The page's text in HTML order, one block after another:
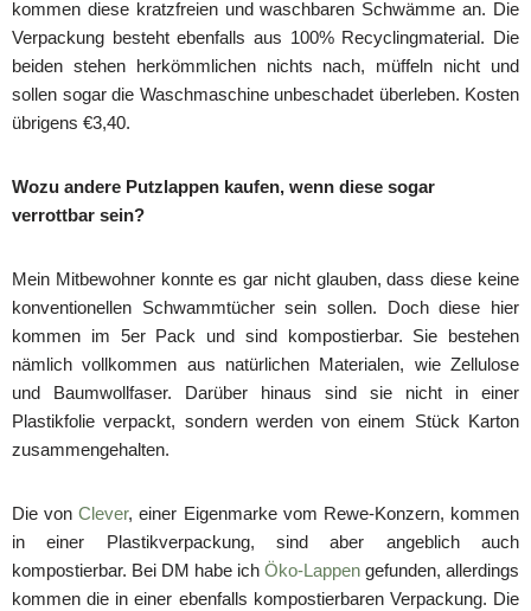
kommen diese kratzfreien und waschbaren Schwämme an. Die
Verpackung besteht ebenfalls aus 100% Recyclingmaterial. Die
beiden stehen herkömmlichen nichts nach, müffeln nicht und
sollen sogar die Waschmaschine unbeschadet überleben. Kosten
übrigens €3,40.
Wozu andere Putzlappen kaufen, wenn diese sogar
verrottbar sein?
Mein Mitbewohner konnte es gar nicht glauben, dass diese keine
konventionellen Schwammtücher sein sollen. Doch diese hier
kommen im 5er Pack und sind kompostierbar. Sie bestehen
nämlich vollkommen aus natürlichen Materialen, wie Zellulose
und Baumwollfaser. Darüber hinaus sind sie nicht in einer
Plastikfolie verpackt, sondern werden von einem Stück Karton
zusammengehalten.
Die vonClever, einer Eigenmarke vom Rewe-Konzern, kommen
in einer Plastikverpackung, sind aber angeblich auch
kompostierbar. Bei DM habe ich Öko-Lappen gefunden, allerdings
kommen die in einer ebenfalls kompostierbaren Verpackung. Die